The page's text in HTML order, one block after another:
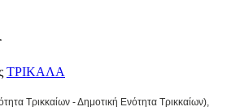
ΤΡΙΚΑΛΑ
Τρικκαίων - Δημοτική Ενότητα Τρικκαίων),